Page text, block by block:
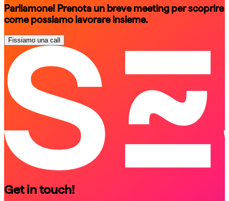
Parliamone! Prenota un breve meeting per scoprire
come possiamo lavorare insieme.
Fissiamo una call
schedule a call
schedule a call
Get in touch!